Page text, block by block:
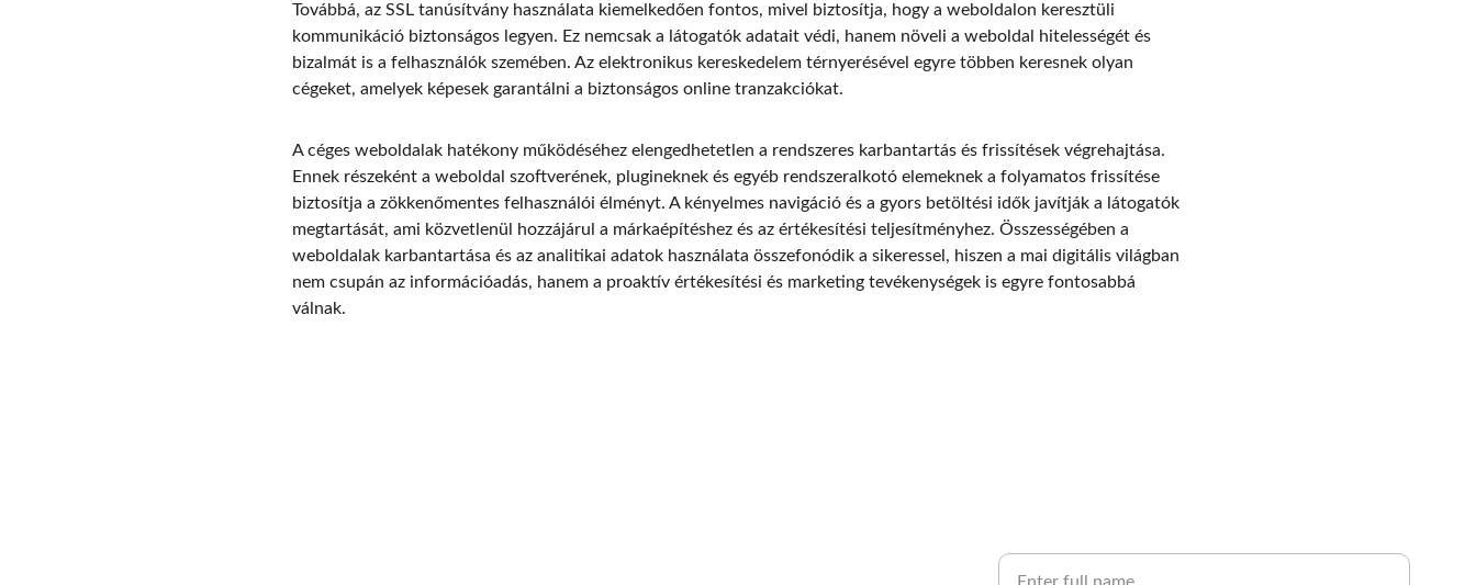
Továbbá, az SSL tanúsítvány használata kiemelkedően fontos, mivel biztosítja, hogy a weboldalon keresztüli
kommunikáció biztonságos legyen. Ez nemcsak a látogatók adatait védi, hanem növeli a weboldal hitelességét és
bizalmát is a felhasználók szemében. Az elektronikus kereskedelem térnyerésével egyre többen keresnek olyan
cégeket, amelyek képesek garantálni a biztonságos online tranzakciókat.
A céges weboldalak hatékony működéséhez elengedhetetlen a rendszeres karbantartás és frissítések végrehajtása.
Ennek részeként a weboldal szoftverének, plugineknek és egyéb rendszeralkotó elemeknek a folyamatos frissítése
biztosítja a zökkenőmentes felhasználói élményt. A kényelmes navigáció és a gyors betöltési idők javítják a látogatók
megtartását, ami közvetlenül hozzájárul a márkaépítéshez és az értékesítési teljesítményhez. Összességében a
weboldalak karbantartása és az analitikai adatok használata összefonódik a sikeressel, hiszen a mai digitális világban
nem csupán az információadás, hanem a proaktív értékesítési és marketing tevékenységek is egyre fontosabbá
válnak.